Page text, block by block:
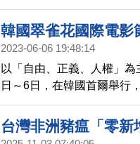
日臨時加場。
韓國翠雀花國際電影
2023-06-06 19:48:14
以「自由、正義、人權」
日～6日，在韓國首爾舉行
台灣非洲豬瘟「零